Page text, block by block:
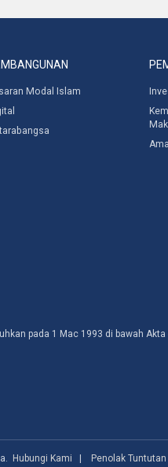
Modal Islam
pada 1 Mac 1993 di bawah
Hubungi Kami Penolak Tuntutan